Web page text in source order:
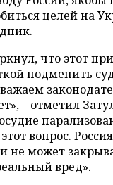
целей на
что этот
подменить
– отметил
вопрос.
не может
вред».